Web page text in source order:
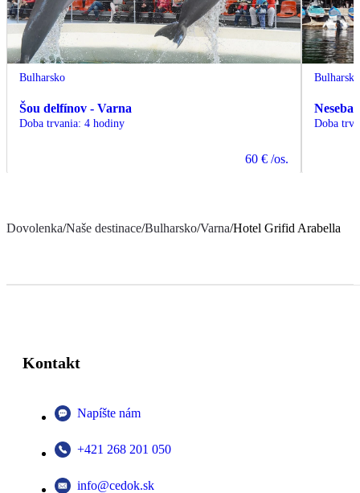
Bulharsko
Šou delfínov - Varna
Doba trvania: 4 hodiny
60 € /os.
Bulharsko
Doba
Dovolenka/Naše destinace/Bulharsko/Varna/Hotel Grifid Arabella
Kontakt
Napíšte nám
+421 268 201 050
info@cedok.sk